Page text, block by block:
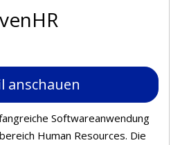
anschauen
Softwareanwendung
Human Resources. Die